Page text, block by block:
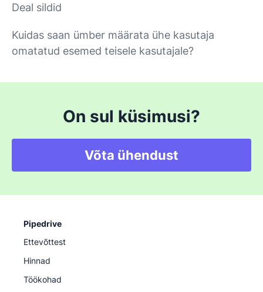
Deal sildid
Kuidas saan ümber määrata ühe kasutaja
omatatud esemed teisele kasutajale?
On sul küsimusi?
Võta ühendust
Pipedrive
Ettevõttest
Hinnad
Töökohad